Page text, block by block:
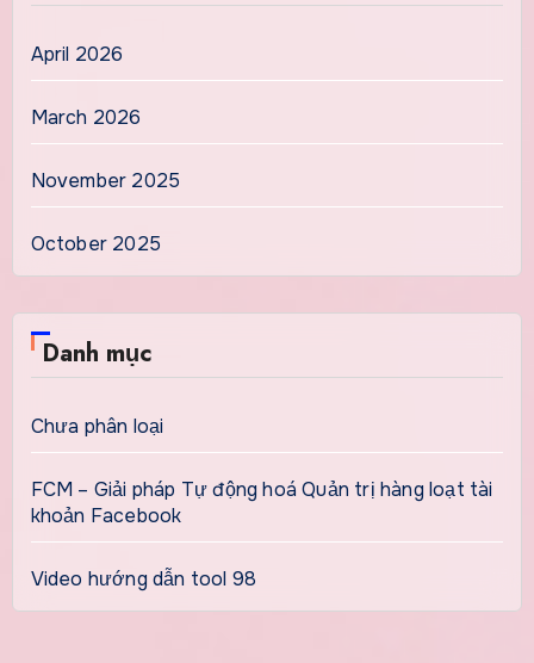
April 2026
March 2026
November 2025
October 2025
Danh mục
Chưa phân loại
FCM – Giải pháp Tự động hoá Quản trị hàng loạt tài
khoản Facebook
Video hướng dẫn tool 98